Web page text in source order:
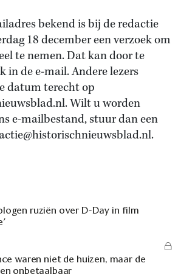
bekend is bij de redactie
18 december een verzoek om
te nemen. Dat kan door te
in de e-mail. Andere lezers
datum terecht op
Wilt u worden
e-mailbestand, stuur dan een
ruziën over D-Day in film
waren niet de huizen, maar de
onbetaalbaar